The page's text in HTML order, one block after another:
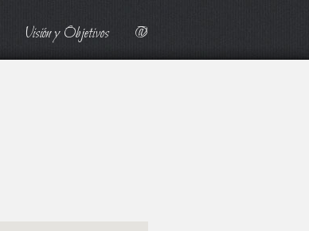
Visión y Objetivos @